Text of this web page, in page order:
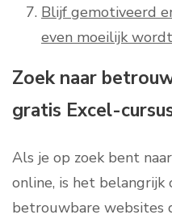
Blijf gemotiveerd
even moeilijk
Zoek naar
gratis Excel-
Als je op zoek bent
online, is het belangrijk
betrouwbare websites